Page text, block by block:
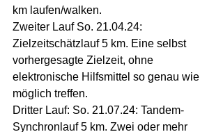
km laufen/walken.
Zweiter Lauf So. 21.04.24:
Zielzeitschätzlauf 5 km. Eine selbst
vorhergesagte Zielzeit, ohne
elektronische Hilfsmittel so genau wie
möglich treffen.
Dritter Lauf: So. 21.07.24: Tandem-
Synchronlauf 5 km. Zwei oder mehr